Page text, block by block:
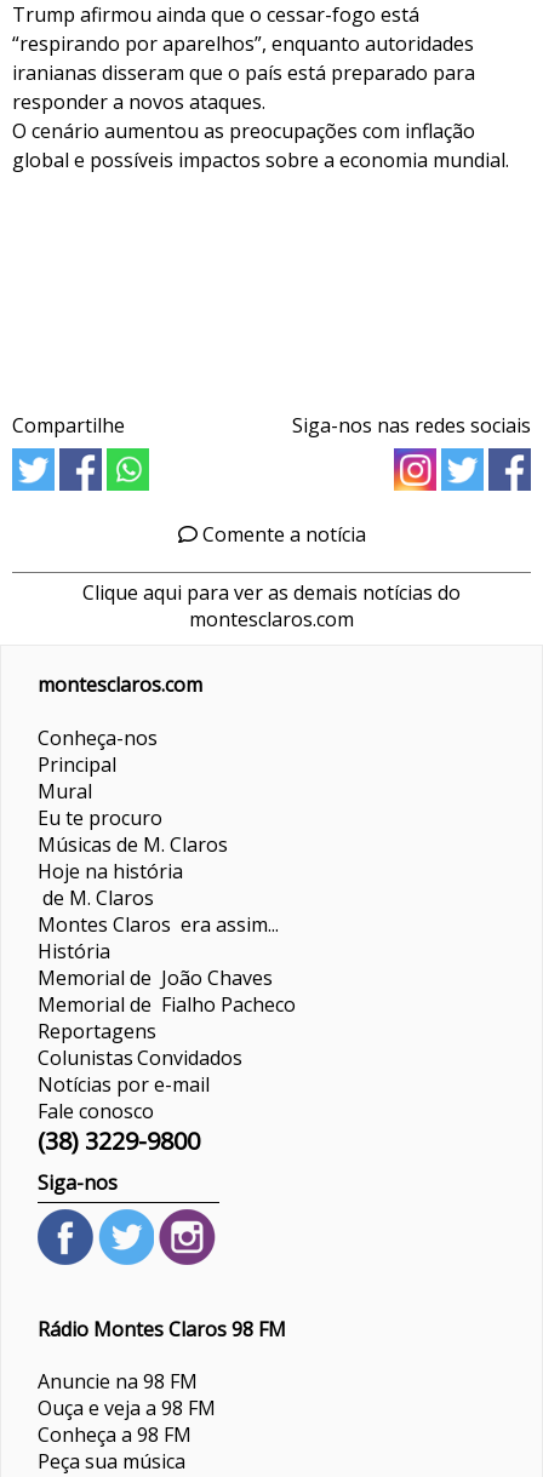
Trump afirmou ainda que o cessar-fogo está
“respirando por aparelhos”, enquanto autoridades
iranianas disseram que o país está preparado para
responder a novos ataques.
O cenário aumentou as preocupações com inflação
global e possíveis impactos sobre a economia mundial.
Compartilhe Siga-nos nas redes sociais
Comente a notícia
Clique aqui para ver as demais notícias do
montesclaros.com
montesclaros.com
Conheça-nos
Principal
Mural
Eu te procuro
Músicas de M. Claros
Hoje na história
de M. Claros
Montes Claros era assim...
História
Memorial de João Chaves
Memorial de Fialho Pacheco
Reportagens
ColunistasConvidados
Notícias por e-mail
Fale conosco
(38) 3229-9800
Siga-nos
Rádio Montes Claros 98 FM
Anuncie na 98 FM
Ouça e veja a 98 FM
Conheça a 98 FM
Peça sua música